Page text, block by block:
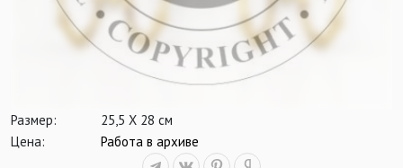
Размер:
25,5 Х 28 см
Цена:
Работа в архиве